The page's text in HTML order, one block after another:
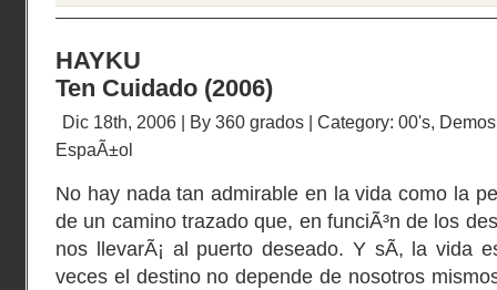
HAYKU
Ten Cuidado (2006)
Dic 18th, 2006 | By 360 grados | Category: 00's, Demos
EspaÃ±ol
No hay nada tan admirable en la vida como la
de un camino trazado que, en funciÃ³n de los
nos llevarÃ¡ al puerto deseado. Y sÃ­, la vida
veces el destino no depende de nosotros